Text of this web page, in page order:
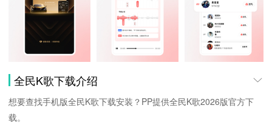
全民K歌下载介绍
想要查找手机版全民K歌下载安装？PP提供全民K歌2026版官方下
载。